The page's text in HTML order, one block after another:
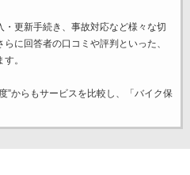
更新手続き、事故対応など様々な切
に回答者の口コミや評判といった、
。
”からもサービスを比較し、「バイク保